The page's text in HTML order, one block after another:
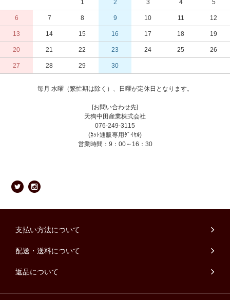
1 2 3 4 5
6 7 8 9 10 11 12
13 14 15 16 17 18 19
20 21 22 23 24 25 26
27 28 29 30
毎月 水曜（繁忙期は除く）、日曜が定休日となります。
[お問い合わせ先]
天狗中田産業株式会社
076-249-3115
(ﾈｯﾄ通販専用ﾀﾞｲﾔﾙ)
営業時間：9：00～16：30
支払い方法について
配送・送料について
返品について